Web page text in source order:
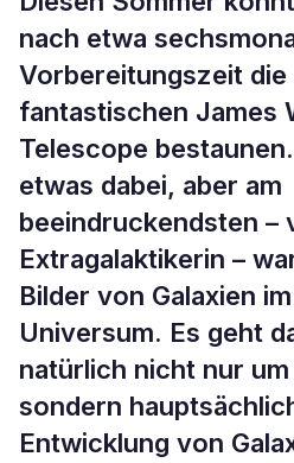
Wo die wilden
nach etwa
Vorbereitungszeit
fantastischen James
Telescope
etwas dabei, aber am
beeindruckendsten –
Extragalaktikerin –
Bilder von Galaxien
Universum. Es geht
natürlich nicht nur
sondern
Entwicklung von